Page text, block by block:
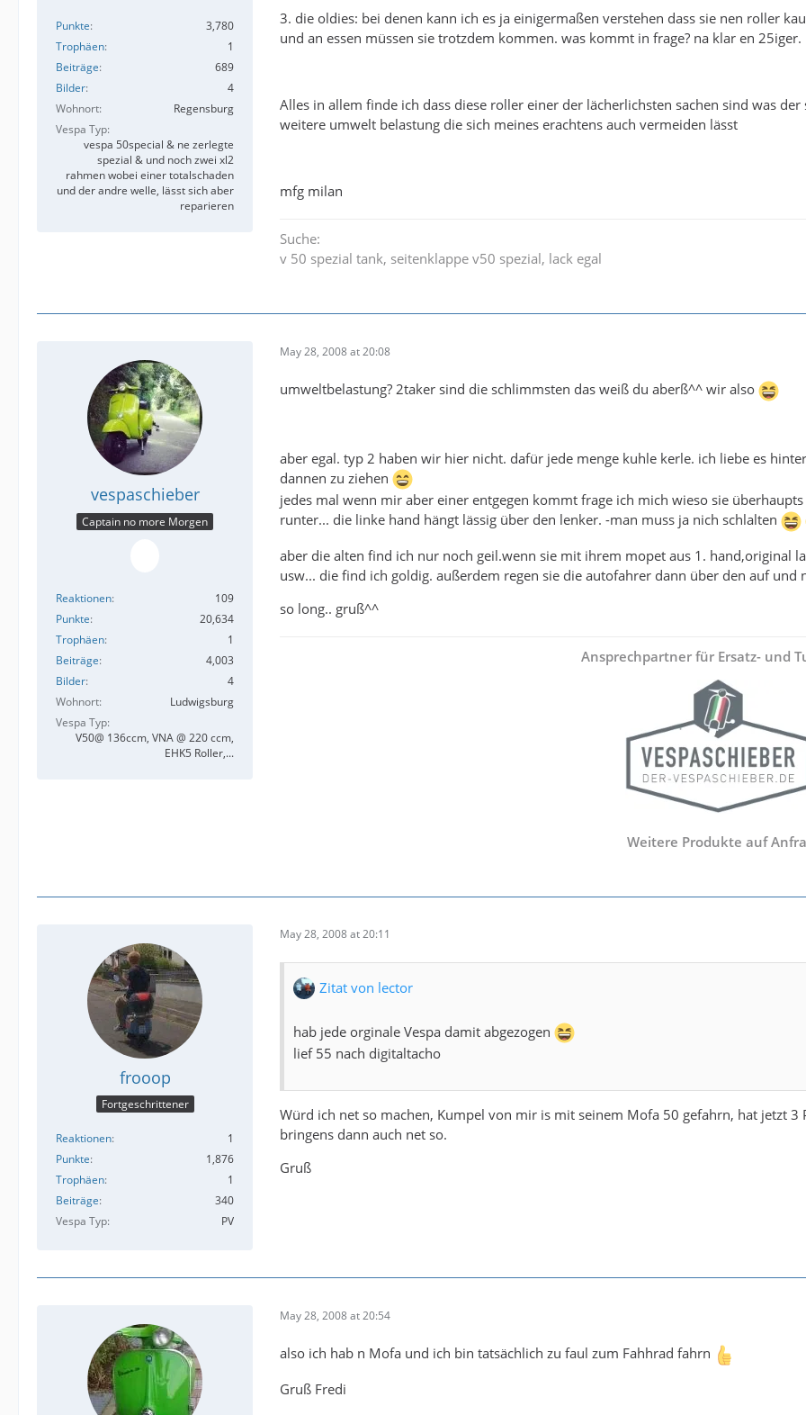
Punkte
3,780
Trophäen
1
Beiträge
689
Bilder
4
Wohnort
Regensburg
Vespa Typ
vespa 50special & ne zerlegte
spezial & und noch zwei xl2
rahmen wobei einer totalschaden
und der andre welle, lässt sich aber
reparieren
3. die oldies: bei denen kann ich es ja einigermaßen verstehen dass sie nen roller
und an essen müssen sie trotzdem kommen. was kommt in frage? na klar en
Alles in allem finde ich dass diese roller einer der lächerlichsten sachen sind was
weitere umwelt belastung die sich meines erachtens auch vermeiden lässt
mfg milan
Suche:
v 50 spezial tank, seitenklappe v50 spezial, lack egal
vespaschieber
Captain no more Morgen
Reaktionen
109
Punkte
20,634
Trophäen
1
Beiträge
4,003
Bilder
4
Wohnort
Ludwigsburg
Vespa Typ
V50@ 136ccm, VNA @ 220 ccm,
EHK5 Roller,...
May 28, 2008 at 20:08
umweltbelastung? 2taker sind die schlimmsten das weiß du aberß^^ wir also
aber egal. typ 2 haben wir hier nicht. dafür jede menge kuhle kerle. ich liebe es
dannen zu ziehen
jedes mal wenn mir aber einer entgegen kommt frage ich mich wieso sie
runter... die linke hand hängt lässig über den lenker. -man muss ja nich schlalten
aber die alten find ich nur noch geil.wenn sie mit ihrem mopet aus 1. hand,original
usw... die find ich goldig. außerdem regen sie die autofahrer dann über den auf
so long.. gruß^^
Ansprechpartner für Ersatz- und
Weitere Produkte auf
frooop
Fortgeschrittener
Reaktionen
1
Punkte
1,876
Trophäen
1
Beiträge
340
Vespa Typ
PV
May 28, 2008 at 20:11
Zitat von lector
hab jede orginale Vespa damit abgezogen
lief 55 nach digitaltacho
Würd ich net so machen, Kumpel von mir is mit seinem Mofa 50 gefahrn, hat jetzt
bringens dann auch net so.
Gruß
May 28, 2008 at 20:54
also ich hab n Mofa und ich bin tatsächlich zu faul zum Fahhrad fahrn
Gruß Fredi